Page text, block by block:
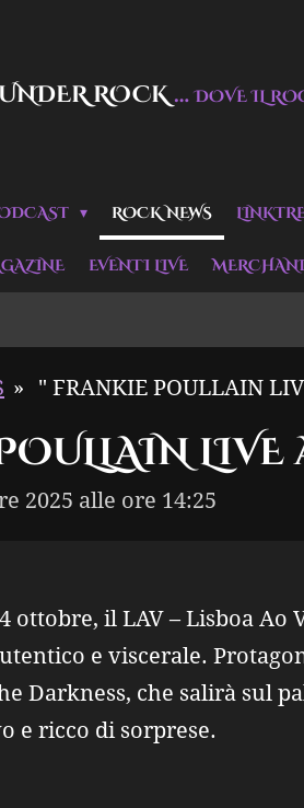
ROCK…DOVE IL
ROCK NEWS
EVENTI LIVE
» " FRANKIE POULLAIN
LIVE
2025 alle ore 14:25
ottobre, il LAV – Lisboa
e viscerale.
Darkness, che salirà sul
e ricco di sorprese.